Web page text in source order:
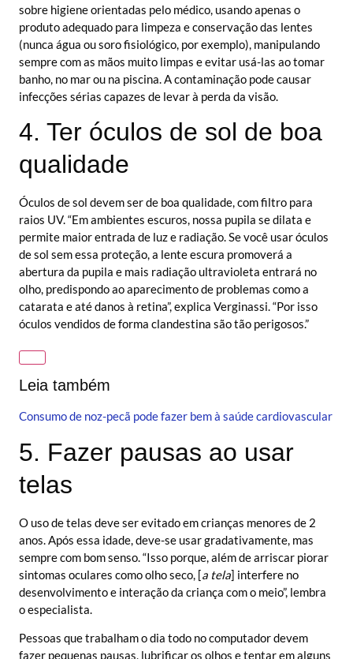
sobre higiene orientadas pelo médico, usando apenas o
produto adequado para limpeza e conservação das lentes
(nunca água ou soro fisiológico, por exemplo), manipulando
sempre com as mãos muito limpas e evitar usá-las ao tomar
banho, no mar ou na piscina. A contaminação pode causar
infecções sérias capazes de levar à perda da visão.
4. Ter óculos de sol de boa
qualidade
Óculos de sol devem ser de boa qualidade, com filtro para
raios UV. “Em ambientes escuros, nossa pupila se dilata e
permite maior entrada de luz e radiação. Se você usar óculos
de sol sem essa proteção, a lente escura promoverá a
abertura da pupila e mais radiação ultravioleta entrará no
olho, predispondo ao aparecimento de problemas como a
catarata e até danos à retina”, explica Verginassi. “Por isso
óculos vendidos de forma clandestina são tão perigosos.”
Leia também
Consumo de noz-pecã pode fazer bem à saúde cardiovascular
5. Fazer pausas ao usar
telas
O uso de telas deve ser evitado em crianças menores de 2
anos. Após essa idade, deve-se usar gradativamente, mas
sempre com bom senso. “Isso porque, além de arriscar piorar
sintomas oculares como olho seco, [a tela] interfere no
desenvolvimento e interação da criança com o meio”, lembra
o especialista.
Pessoas que trabalham o dia todo no computador devem
fazer pequenas pausas, lubrificar os olhos e tentar em alguns